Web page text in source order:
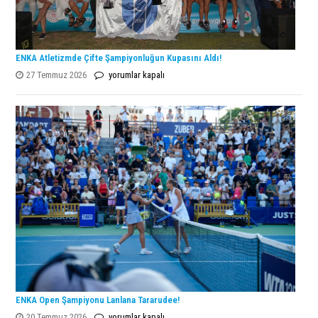
ENKA Atletizmde Çifte Şampiyonluğun Kupasını Aldı!
27 Temmuz 2026
ENKA
Çifte
Şampiyonluğun
Kupasını
Aldı!
için
yorumlar kapalı
ENKA Open Şampiyonu Lanlana Tararudee!